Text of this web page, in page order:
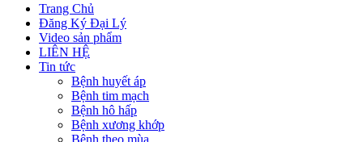
Trang Chủ
Đăng Ký Đại Lý
Video sản phẩm
LIÊN HỆ
Tin tức
Bệnh huyết áp
Bệnh tim mạch
Bệnh hô hấp
Bệnh xương khớp
Bệnh theo mùa